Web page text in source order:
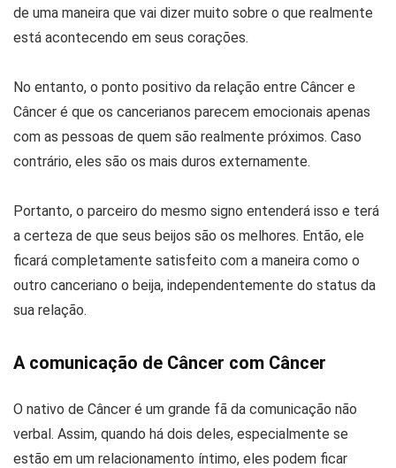
de uma maneira que vai dizer muito sobre o que realmente
está acontecendo em seus corações.
No entanto, o ponto positivo da relação entre Câncer e
Câncer é que os cancerianos parecem emocionais apenas
com as pessoas de quem são realmente próximos. Caso
contrário, eles são os mais duros externamente.
Portanto, o parceiro do mesmo signo entenderá isso e terá
a certeza de que seus beijos são os melhores. Então, ele
ficará completamente satisfeito com a maneira como o
outro canceriano o beija, independentemente do status da
sua relação.
A comunicação de Câncer com Câncer
O nativo de Câncer é um grande fã da comunicação não
verbal. Assim, quando há dois deles, especialmente se
estão em um relacionamento íntimo, eles podem ficar